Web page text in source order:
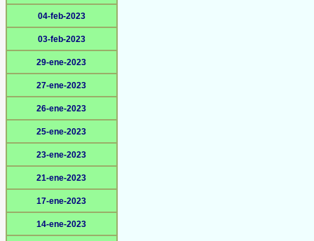
04-feb-2023
03-feb-2023
29-ene-2023
27-ene-2023
26-ene-2023
25-ene-2023
23-ene-2023
21-ene-2023
17-ene-2023
14-ene-2023